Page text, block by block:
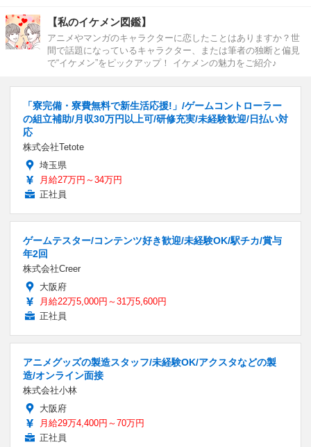
【私のイケメン図鑑】
アニメやマンガのキャラクターに恋したことはありますか？世
間で話題になっているキャラクター、または筆者の独断と偏見
で“イケメン”をピックアップ！ イケメンの魅力をご紹介♪
「寮完備・寮費無料で新生活応援!」/ゲームコントローラー
の組立補助/月収30万円以上可/研修充実/未経験歓迎/日払い対
応
株式会社Tetote
埼玉県
月給27万円～34万円
正社員
ゲームテスター/コンテンツ好き歓迎/未経験OK/駅チカ/賞与
年2回
株式会社Creer
大阪府
月給22万5,000円～31万5,600円
正社員
アニメグッズの製造スタッフ/未経験OK/アクスタなどの製
造/オンライン面接
株式会社小林
大阪府
月給29万4,400円～70万円
正社員